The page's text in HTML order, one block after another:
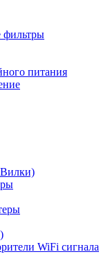
фильтры
питания
WiFi сигнала